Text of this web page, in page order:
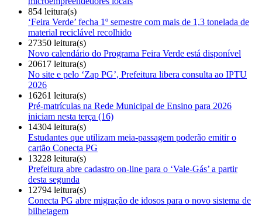
854 leitura(s)
‘Feira Verde’ fecha 1º semestre com mais de 1,3 tonelada de
material reciclável recolhido
27350 leitura(s)
Novo calendário do Programa Feira Verde está disponível
20617 leitura(s)
No site e pelo ‘Zap PG’, Prefeitura libera consulta ao IPTU
2026
16261 leitura(s)
Pré-matrículas na Rede Municipal de Ensino para 2026
iniciam nesta terça (16)
14304 leitura(s)
Estudantes que utilizam meia-passagem poderão emitir o
cartão Conecta PG
13228 leitura(s)
Prefeitura abre cadastro on-line para o ‘Vale-Gás’ a partir
desta segunda
12794 leitura(s)
Conecta PG abre migração de idosos para o novo sistema de
bilhetagem